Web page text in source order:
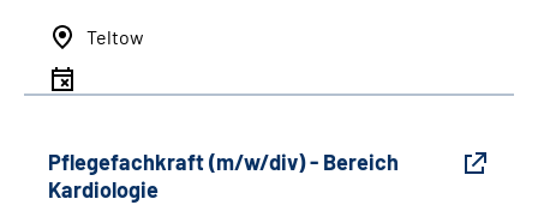
Teltow
Pflegefachkraft (m/w/div) - Bereich
Kardiologie